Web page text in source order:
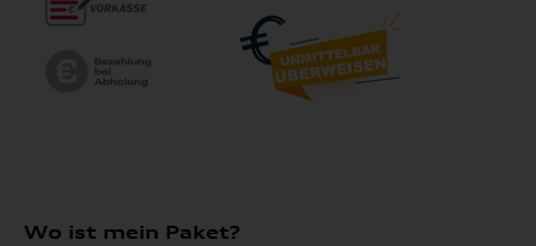
Wo ist mein Paket?